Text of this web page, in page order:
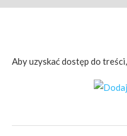
Aby uzyskać dostęp do